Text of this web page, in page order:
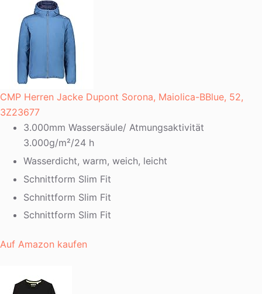
CMP Herren Jacke Dupont Sorona, Maiolica-BBlue, 52,
3Z23677
3.000mm Wassersäule/ Atmungsaktivität
3.000g/m²/24 h
Wasserdicht, warm, weich, leicht
Schnittform Slim Fit
Schnittform Slim Fit
Schnittform Slim Fit
Auf Amazon kaufen